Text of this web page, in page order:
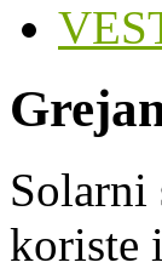
Solarni
koriste